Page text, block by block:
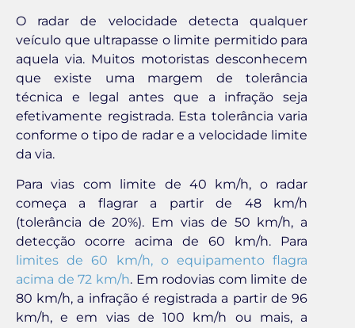
O radar de velocidade detecta qualquer
veículo que ultrapasse o limite permitido para
aquela via. Muitos motoristas desconhecem
que existe uma margem de tolerância
técnica e legal antes que a infração seja
efetivamente registrada. Esta tolerância varia
conforme o tipo de radar e a velocidade limite
da via.
Para vias com limite de 40 km/h, o radar
começa a flagrar a partir de 48 km/h
(tolerância de 20%). Em vias de 50 km/h, a
detecção ocorre acima de 60 km/h. Para
limites de 60 km/h, o equipamento flagra
acima de 72 km/h. Em rodovias com limite de
80 km/h, a infração é registrada a partir de 96
km/h, e em vias de 100 km/h ou mais, a